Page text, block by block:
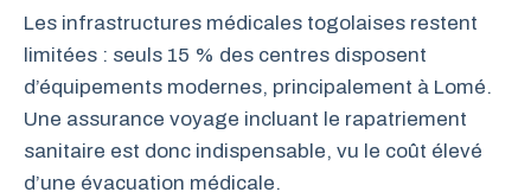
Les infrastructures médicales togolaises restent
limitées : seuls 15 % des centres disposent
d’équipements modernes, principalement à Lomé.
Une assurance voyage incluant le rapatriement
sanitaire est donc indispensable, vu le coût élevé
d’une évacuation médicale.